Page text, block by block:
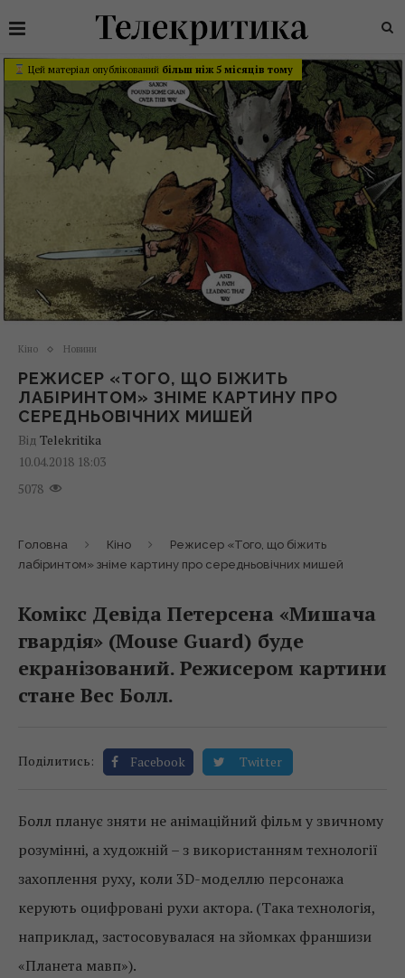
Цей матеріал опублікований більш ніж 5 місяців тому
Кіно Новини
РЕЖИСЕР «ТОГО, ЩО БІЖИТЬ
ЛАБІРИНТОМ» ЗНІМЕ КАРТИНУ ПРО
СЕРЕДНЬОВІЧНИХ МИШЕЙ
Від Telekritika
10.04.2018 18:03
5078
Головна Кіно
Режисер «Того, що біжить
лабіринтом» зніме картину про середньовічних мишей
Комікс Девіда Петерсена «Мишача
гвардія» (Mouse Guard) буде
екранізований. Режисером картини
стане Вес Болл.
Поділитись: Facebook Twitter
Болл планує зняти не анімаційний фільм у звичному
розумінні, а художній – з використанням технології
захоплення руху, коли 3D-моделлю персонажа
керують оцифровані рухи актора. (Така технологія,
наприклад, застосовувалася на зйомках франшизи
«Планета мавп»).